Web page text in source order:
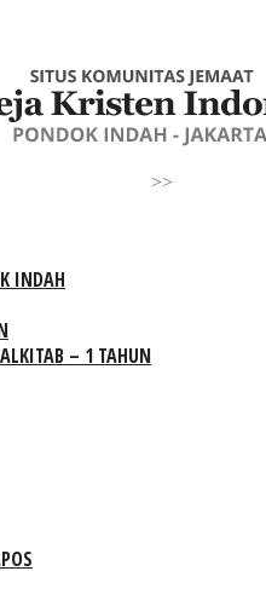
INDAH
– 1 TAHUN
>>